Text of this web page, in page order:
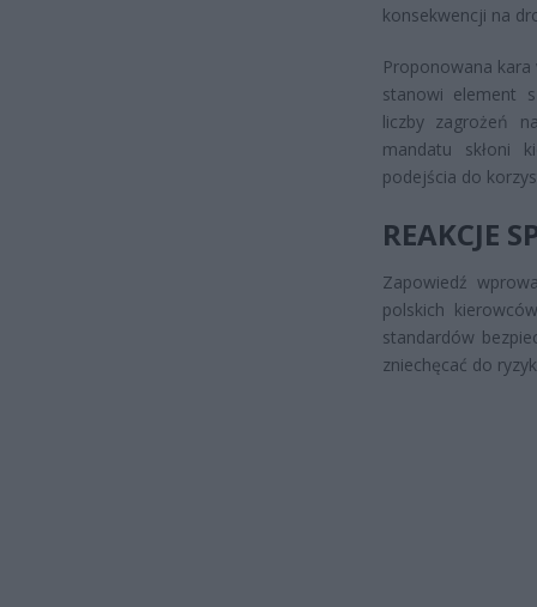
konsekwencji na
Proponowana
stanowi element
liczby zagrożeń
mandatu skłoni
podejścia do
REAKCJE
Zapowiedź
polskich
standardów
zniechęcać do